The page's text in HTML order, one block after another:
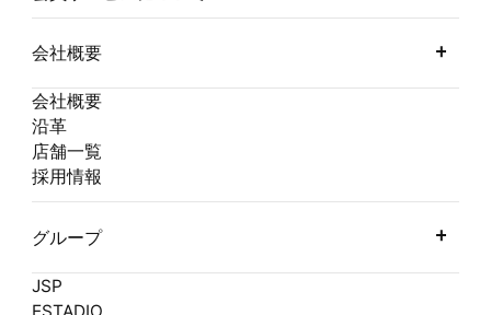
会社概要
会社概要
沿革
店舗一覧
採用情報
グループ
JSP